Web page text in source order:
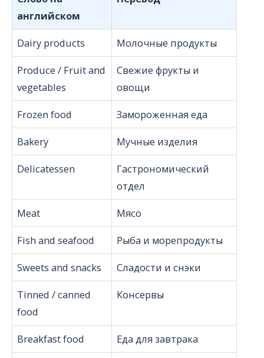
английском
Dairy products
Молочные продукты
Produce / Fruit and
vegetables
Свежие фрукты и
овощи
Frozen food
Замороженная еда
Bakery
Мучные изделия
Delicatessen
Гастрономический
отдел
Meat
Мясо
Fish and seafood
Рыба и морепродукты
Sweets and snacks
Сладости и снэки
Tinned / canned
food
Консервы
Breakfast food
Еда для завтрака